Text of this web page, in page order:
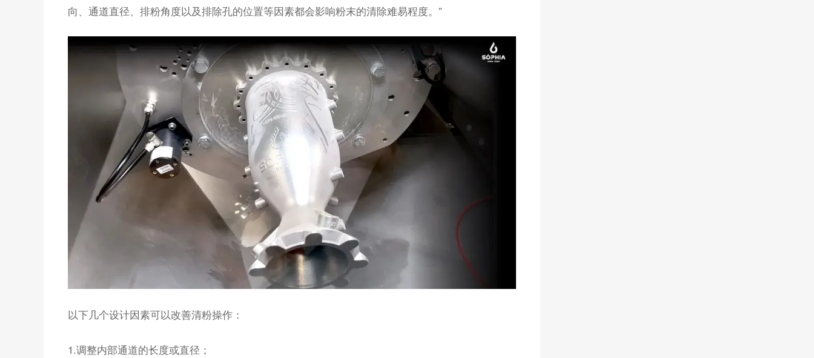
向、通道直径、排粉角度以及排除孔的位置等因素都会影响粉末的清除难易程度。”
以下几个设计因素可以改善清粉操作：
1.调整内部通道的长度或直径；